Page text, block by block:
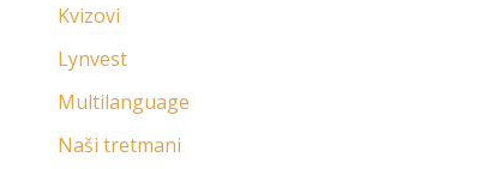
Kvizovi
Lynvest
Multilanguage
Naši tretmani